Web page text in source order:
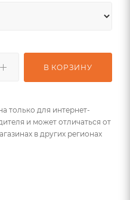
В КОРЗИНУ
только для интернет-
и может отличаться от
в других регионах